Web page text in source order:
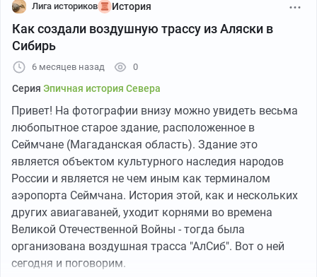
Так, ближе к полудню 29 июня 1941 года с аэродрома
под Курском поднимались в небо наши дальние
бомбардировщики ДБ-3 из 100-го ДБАП, причем два
самолета потерпели крушение еще при взлете,
не долетая до цели, бомбили врага ближе и
возвращались обратно, причем далеко не все, ведь
огонь с земли и действия врага в небе делали свое
дело. Как итог, с задания не вернулось 14 дальних
бомбардировщиков.
Лига историков История
Как создали воздушную трассу из Аляски в
Сибирь
6 месяцев назад 0
Серия Эпичная история Севера
Привет! На фотографии внизу можно увидеть весьма
любопытное старое здание, расположенное в
Сеймчане (Магаданская область). Здание это
является объектом культурного наследия народов
России и является не чем иным как терминалом
аэропорта Сеймчана. История этой, как и нескольких
других авиагаваней, уходит корнями во времена
Великой Отечественной Войны - тогда была
организована воздушная трасса "АлСиб". Вот о ней
сегодня и поговорим.